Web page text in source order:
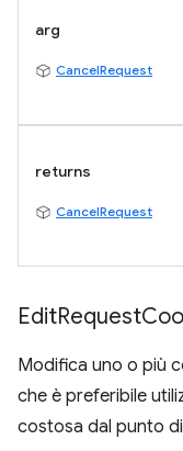
arg
CancelRequest
returns
CancelRequest
EditRequest
Modifica uno o più
che è preferibile
costosa dal punto